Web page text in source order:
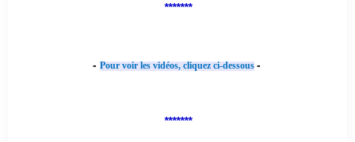
*******
- Pour voir les vidéos, cliquez ci-dessous -
*******